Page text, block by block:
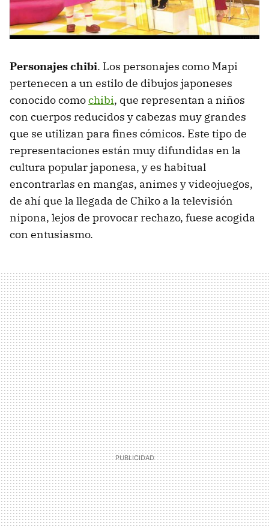
Personajes chibi. Los personajes como Mapi
pertenecen a un estilo de dibujos japoneses
conocido comochibi, que representan a niños
con cuerpos reducidos y cabezas muy grandes
que se utilizan para fines cómicos. Este tipo de
representaciones están muy difundidas en la
cultura popular japonesa, y es habitual
encontrarlas en mangas, animes y videojuegos,
de ahí que la llegada de Chiko a la televisión
nipona, lejos de provocar rechazo, fuese acogida
con entusiasmo.